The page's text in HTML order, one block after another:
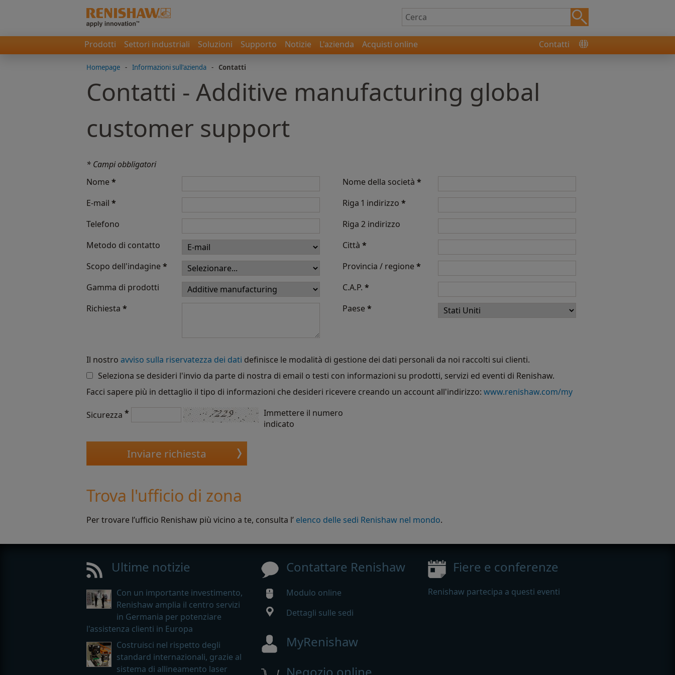
Prodotti Settori industriali Soluzioni Supporto Notizie L'azienda Acquisti online Contatti
Homepage - Informazioni sull'azienda - Contatti
Contatti - Additive manufacturing global
customer support
* Campi obbligatori
Nome*
E-mail *
Telefono
Metodo di contatto
Scopo dell'indagine*
Gamma di prodotti
Richiesta *
Nome della società *
Riga 1 indirizzo *
Riga 2 indirizzo
Città *
Provincia / regione*
C.A.P. *
Paese*
Il nostro avviso sulla riservatezza dei dati definisce le modalità di gestione dei dati personali da noi raccolti sui clienti.
Seleziona se desideri l'invio da parte di nostra di email o testi con informazioni su prodotti, servizi ed eventi di Renishaw.
Facci sapere più in dettaglio il tipo di informazioni che desideri ricevere creando un account all'indirizzo: www.renishaw.com/my
Sicurezza *
Immettere il numero
indicato
Trova l'ufficio di zona
Per trovare l’ufficio Renishaw più vicino a te, consulta l’ elenco delle sedi Renishaw nel mondo.
Ultime notizie
Con un importante investimento,
Renishaw amplia il centro servizi
in Germania per potenziare
l'assistenza clienti in Europa
Costruisci nel rispetto degli
standard internazionali, grazie al
sistema di allineamento laser
Contattare Renishaw
Modulo online
Dettagli sulle sedi
MyRenishaw
Fiere e conferenze
Renishaw partecipa a questi eventi